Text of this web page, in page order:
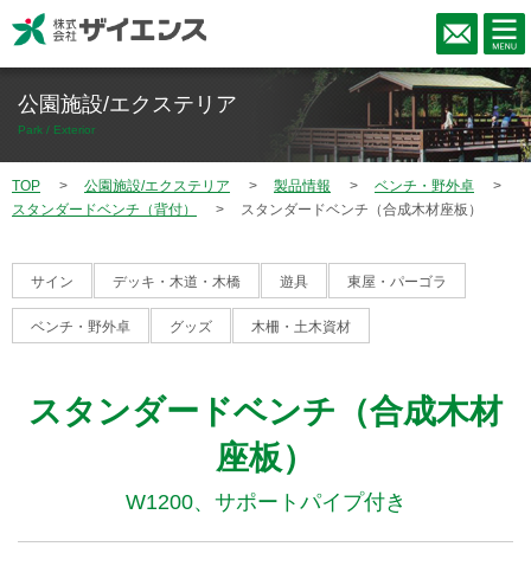
公園施設/エクステリア
Park / Exterior
TOP 公園施設/エクステリア 製品情報
ベンチ・野外卓
スタンダードベンチ（背付）
スタンダードベンチ（合成木材座板）
サイン デッキ・木道・木橋 遊具 東屋・パーゴラ
ベンチ・野外卓 グッズ 木柵・土木資材
スタンダードベンチ（合成木材
座板）
W1200、サポートパイプ付き